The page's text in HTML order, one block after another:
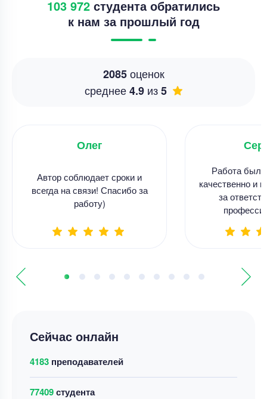
Сейчас онлайн
4183 преподавателей
77409студента
103 972 студента обратились
к нам за прошлый год
2085оценок
среднее4.9 из5
Олег
Автор соблюдает сроки и
всегда на связи! Спасибо за
работу)
Работа
качественно и
за